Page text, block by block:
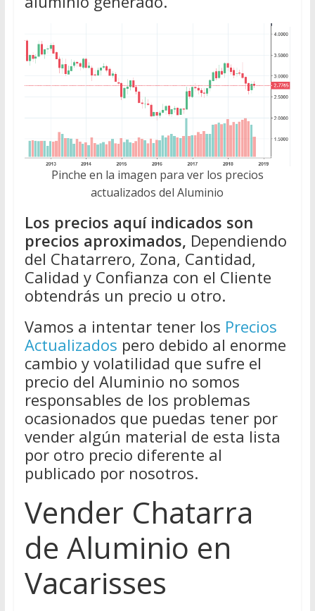
Pinche en la imagen para ver los precios
actualizados del Aluminio
Los precios aquí indicados son
precios aproximados, Dependiendo
del Chatarrero, Zona, Cantidad,
Calidad y Confianza con el Cliente
obtendrás un precio u otro.
Vamos a intentar tener los Precios
Actualizados pero debido al enorme
cambio y volatilidad que sufre el
precio del Aluminio no somos
responsables de los problemas
ocasionados que puedas tener por
vender algún material de esta lista
por otro precio diferente al
publicado por nosotros.
Vender Chatarra
de Aluminio en
Vacarisses